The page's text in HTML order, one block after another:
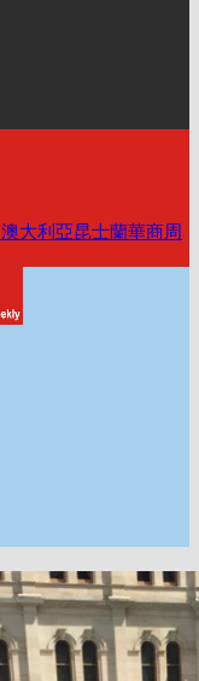
澳大利亞昆士蘭華商周